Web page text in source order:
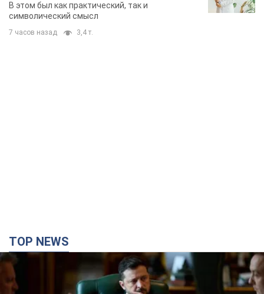
Главной целью новых санкций должно стать ограничение
доступа России к иностранным технологиям
35 минут назад